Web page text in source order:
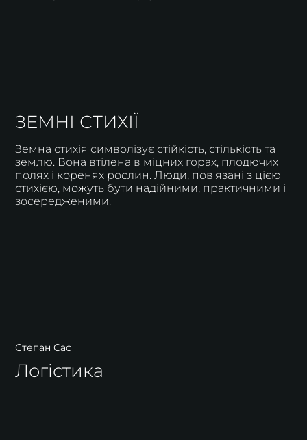
ЗЕМНІ СТИХІЇ
Земна стихія символізує стійкість, стількість та
землю. Вона втілена в міцних горах, плодючих
полях і коренях рослин. Люди, пов'язані з цією
стихією, можуть бути надійними, практичними і
зосередженими.
Степан Сас
Логістика